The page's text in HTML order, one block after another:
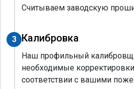
Считываем заводскую
3 Калибровка
Наш профильный
необходимые
соответствии с вашими